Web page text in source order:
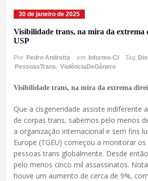
30 de janeiro de 2025
Visibilidade trans, na mira da extrema
USP
Por Pedro Andretta em Informe-CI Tag
PessoasTrans, ViolênciaDeGênero
Visibilidade trans, na mira da extrema
Que a cisgeneridade assiste indiferente
de corpas trans, sabemos pelo menos
a organização internacional e sem fins
Europe (TGEU) começou a monitorar
pessoas trans globalmente. Desde
pelo menos cinco mil assassinatos.
houve um aumento de cerca de 9%,